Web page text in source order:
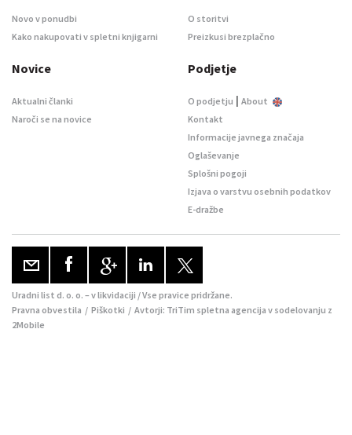
Novo v ponudbi
Kako nakupovati v spletni knjigarni
O storitvi
Preizkusi brezplačno
Novice
Aktualni članki
Naroči se na novice
Podjetje
O podjetju | About
Kontakt
Informacije javnega značaja
Oglaševanje
Splošni pogoji
Izjava o varstvu osebnih podatkov
E-dražbe
Uradni list d. o. o. – v likvidaciji / Vse pravice pridržane.
Pravna obvestila / Piškotki / Avtorji: TriTim spletna agencija v sodelovanju z
2Mobile